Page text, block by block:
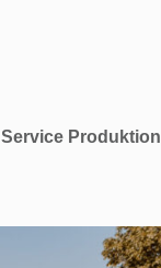
Service Produktion